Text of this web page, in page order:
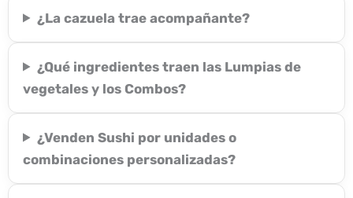
¿La cazuela trae acompañante?
¿Qué ingredientes traen las Lumpias de
vegetales y los Combos?
¿Venden Sushi por unidades o
combinaciones personalizadas?